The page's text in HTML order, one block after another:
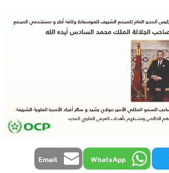
WhatsApp
Email